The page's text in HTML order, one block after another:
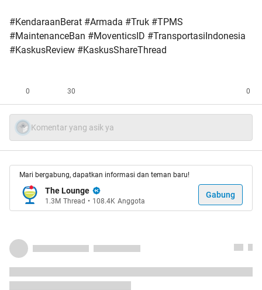
#KendaraanBerat #Armada #Truk #TPMS
#MaintenanceBan #MoventicsID #TransportasiIndonesia
#KaskusReview #KaskusShareThread
0 30 0
Komentar yang asik ya
Mari bergabung, dapatkan informasi dan teman baru!
The Lounge
1.3M Thread • 108.4K Anggota
Gabung